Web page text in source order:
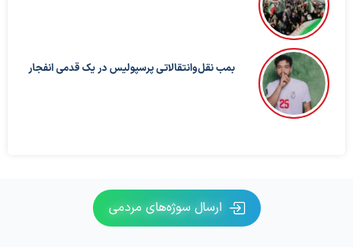
بمب نقل‌وانتقالاتی پرسپولیس در یک قدمی انفجار
ارسال سوژه‌های مردمی